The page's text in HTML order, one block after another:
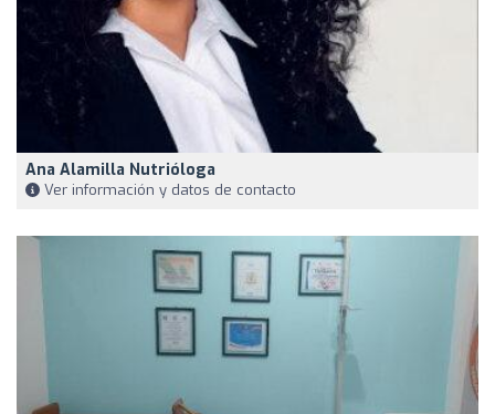
Ana Alamilla Nutrióloga
Ver información y datos de contacto